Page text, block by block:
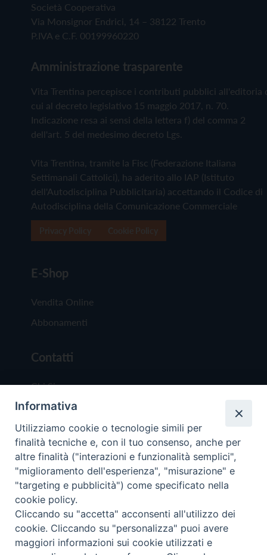
Società Cooperativa
Via Monsignor Endrici, 14 – 38122 Trento
P.IVA e C.F. 00199960220
Amministrazione trasparente
Vita Trentina percepisce i contributi pubblici all'editoria
cui al decreto legislativo 15 maggio 2017, n. 70.
Indicazione resa ai sensi della lettera f) del comma 2
dell'art. 5 del medesimo decreto Lgs.
Vita Trentina, tramite la Fisc (Federazione Italiana
Settimanali Cattolici), ha aderito allo IAP (Istituto
dell'Autodisciplina Pubblicitaria) accettando il Codice di
Autodisciplina della Comunicazione Commerciale
E-Shop
Vendita Online
Abbonamenti
Contatti
Chi Siamo
Redazione
Scrivici
Copyright © 2019 - Tutti i diritti riservati - Vita
Trentina Editrice
Privacy Policy
Informativa
Utilizziamo cookie o tecnologie simili per
finalità tecniche e, con il tuo consenso, anche per
altre finalità ("interazioni e funzionalità semplici",
"miglioramento dell'esperienza", "misurazione" e
"targeting e pubblicità") come specificato nella
cookie policy.
Cliccando su "accetta" acconsenti all'utilizzo dei
cookie. Cliccando su "personalizza" puoi avere
maggiori informazioni sui cookie utilizzati e